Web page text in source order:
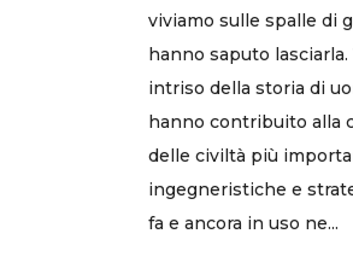
viviamo sulle spalle di
hanno saputo
intriso della storia di
hanno contribuito alla
delle civiltà più
ingegneristiche e
fa e ancora in uso ne...